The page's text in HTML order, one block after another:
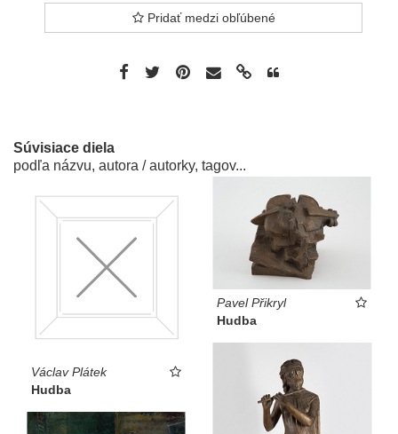
Pridať medzi obľúbené
Súvisiace diela
podľa názvu, autora / autorky, tagov...
Václav Plátek
Hudba
Pavel Přikryl
Hudba